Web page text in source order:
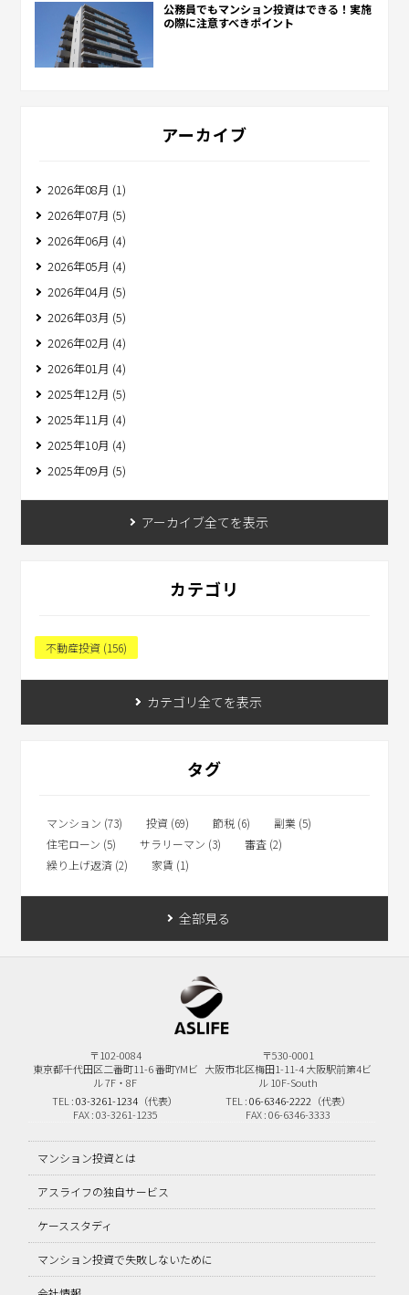
公務員でもマンション投資はできる！実施
の際に注意すべきポイント
アーカイブ
2026年08月 (1)
2026年07月 (5)
2026年06月 (4)
2026年05月 (4)
2026年04月 (5)
2026年03月 (5)
2026年02月 (4)
2026年01月 (4)
2025年12月 (5)
2025年11月 (4)
2025年10月 (4)
2025年09月 (5)
アーカイブ全てを表示
カテゴリ
不動産投資 (156)
カテゴリ全てを表示
タグ
マンション (73) 投資 (69) 節税 (6)
副業 (5)
住宅ローン (5)
サラリーマン (3)
審査 (2)
繰り上げ返済 (2)
家賃 (1)
全部見る
〒102-0084
東京都千代田区二番町11-6番町YMビ
ル 7F・8F
TEL :03-3261-1234 （代表）
FAX : 03-3261-1235
〒530-0001
大阪市北区梅田1-11-4大阪駅前第4ビ
ル 10F-South
TEL :06-6346-2222 （代表）
FAX : 06-6346-3333
マンション投資とは
アスライフの独自サービス
ケーススタディ
マンション投資で失敗しないために